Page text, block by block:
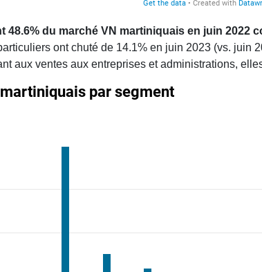
du marché VN martiniquais en juin 2022
ont chuté de 14.1% en juin 2023 (vs. juin
aux ventes aux entreprises et administrations,